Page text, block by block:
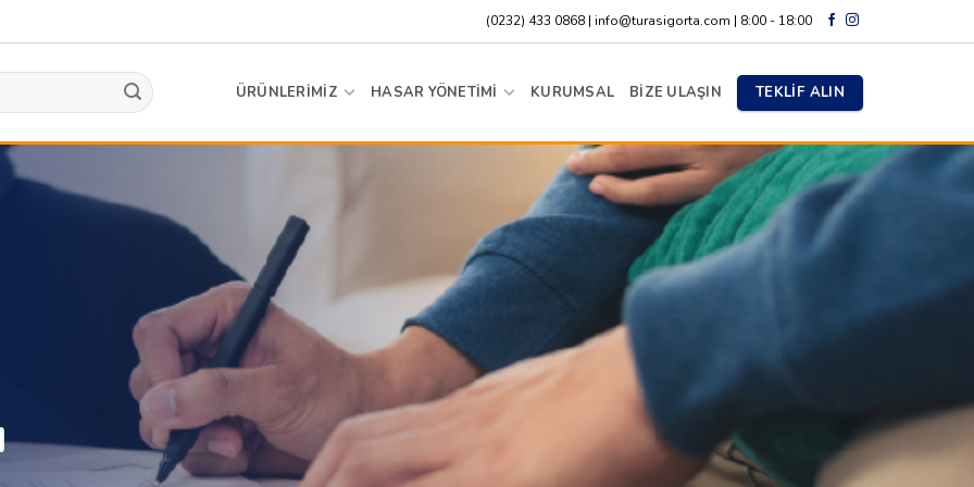
(0232) 433 0868 | info@turasigorta.com | 8:00 - 18:00
ÜRÜNLERİMİZ HASAR YÖNETİMİ KURUMSAL BİZE ULAŞIN TEKLİF ALIN